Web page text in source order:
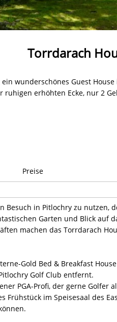
Torrdarach
wunderschönes Guest
ruhigen erhöhten Ecke, nur 2
Preise
Besuch in Pitlochry zu nutzen,
Garten und Blick auf
machen das Torrdarach
Gold Bed & Breakfast
Golf Club entfernt.
PGA-Profi, der gerne Golfer
im Speisesaal des